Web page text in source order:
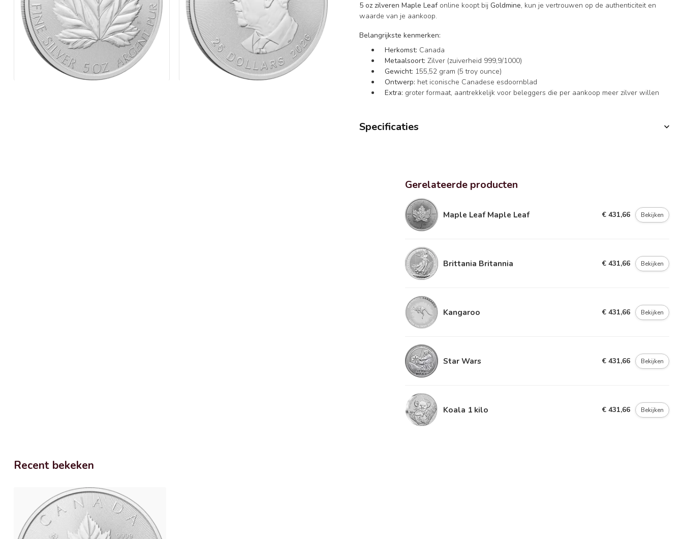
5 oz zilveren Maple Leafonline koopt bij Goldmine, kun je vertrouwen op de authenticiteit en
waarde van je aankoop.
Belangrijkste kenmerken:
Herkomst: Canada
Metaalsoort: Zilver (zuiverheid 999,9/1000)
Gewicht: 155,52 gram (5 troy ounce)
Ontwerp: het iconische Canadese esdoornblad
Extra: groter formaat, aantrekkelijk voor beleggers die per aankoop meer zilver willen
Specificaties
Gerelateerde producten
Maple Leaf Maple Leaf € 431,66 Bekijken
Brittania Britannia € 431,66 Bekijken
Kangaroo € 431,66 Bekijken
Star Wars € 431,66 Bekijken
Koala 1 kilo € 431,66 Bekijken
Recent bekeken